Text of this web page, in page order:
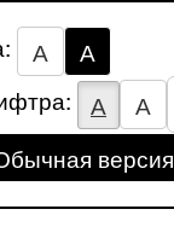
А
А
А А
версия